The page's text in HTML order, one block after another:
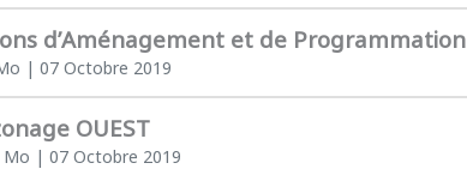
d’Aménagement et de Programmation
| 07 Octobre 2019
OUEST
| 07 Octobre 2019